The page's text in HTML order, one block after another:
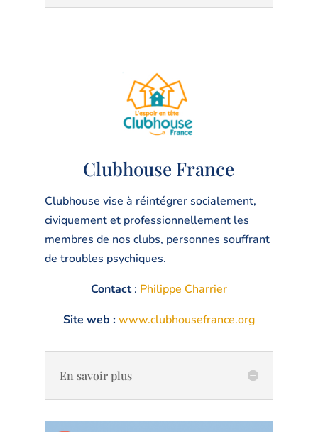
Clubhouse France
Clubhouse vise à réintégrer socialement,
civiquement et professionnellement les
membres de nos clubs, personnes souffrant
de troubles psychiques.
Contact: Philippe Charrier
Site web :www.clubhousefrance.org
En savoir plus